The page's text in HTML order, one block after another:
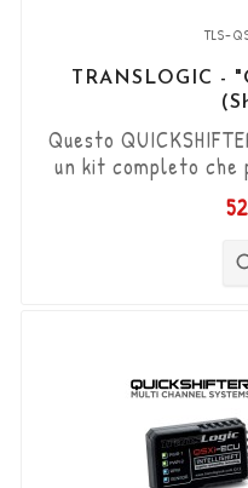
TLS-
TRANSLOGIC -
Questo
un kit completo
marce (Shift-Up)
Kit "Plug & Play"
"Standard e Reverse". Il